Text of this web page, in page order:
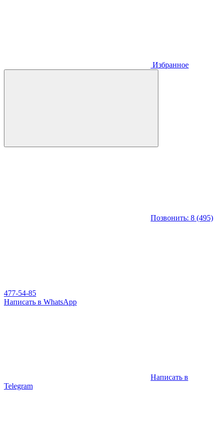
Избранное
Позвонить: 8 (495)
477-54-85
Написать в WhatsApp
Написать в
Telegram